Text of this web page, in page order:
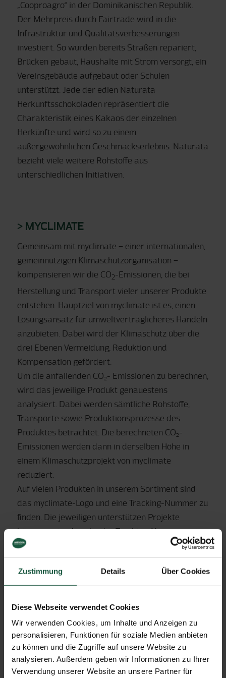
Zustimmung Details Über Cookies
Diese Webseite verwendet Cookies
Wir verwenden Cookies, um Inhalte und Anzeigen zu
personalisieren, Funktionen für soziale Medien anbieten
zu können und die Zugriffe auf unsere Website zu
analysieren. Außerdem geben wir Informationen zu Ihrer
Verwendung unserer Website an unsere Partner für
„Cooproagro“ in der Dominikanischen Republik.
Der Mehrpreis durch Fairtrade wird in die
Infrastruktur und Qualitätsverbesserungen
investiert. So wurden bereits Straßen repariert,
Brücken gebaut, Haushalte mit Strom versorgt, ein
Vereinsgebäude aufgebaut oder Schulen
unterstützt. Jede der edlen Naturata
Herkunftsschokoladen repräsentiert die
Charakteristik eines Kakaos der einzelnen
Herkünfte und wird so zu einem
außergewöhnlichen Geschmackserlebnis. Naturata
bezieht viele weitere Rohstoffe aus
unterschiedlichen Initiativen.
> MYCLIMATE
Gemeinsam mit myclimate – einer internationalen,
gemeinnützigen Klimaschutzorganisation –
kompensieren wir die CO2-Emissionen, die bei
Herstellung und Transport vieler unserer Produkte
entstehen. Hauptziel von myclimate ist es, einen
Lösungsansatz für umweltverträglicheres Handeln
anzubieten. Dabei wird der Klimaschutz über die
drei Ebenen Vermeidung, Reduktion und
Kompensation gefördert.
Um die anfallenden CO₂- Emissionen zu berechnen,
wird das jeweilige Produkt genauestens
analysiert. Dabei werden sämtliche Rohstoffe,
Transporte sowie Produktionsprozesse des
Produktes betrachtet. Die berechneten CO₂-
Emissionen werden dann in derselben Höhe in
einem Klimaschutzprojekt von myclimate
reduziert.
Auf vielen Produkten in unserem Sortiment sind
das myclimate-Logo und eine Tracking-Nummer zu
finden. Die jeweiligen unterstützen Projekte
können, unter Angabe der Tracking-Nummer, unter
www.myclimate.org
Demeter-Qualität! Denn wir sind überzeugt, dass
die biodynamische Landbewirtschaftung die
nachhaltigste ist. Demeter Bauern setzen nicht nur
keine chemisch-synthetische Dünge- und